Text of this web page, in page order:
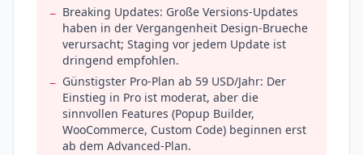
− Breaking Updates: Große Versions-Updates
haben in der Vergangenheit Design-Brueche
verursacht; Staging vor jedem Update ist
dringend empfohlen.
− Günstigster Pro-Plan ab 59 USD/Jahr: Der
Einstieg in Pro ist moderat, aber die
sinnvollen Features (Popup Builder,
WooCommerce, Custom Code) beginnen erst
ab dem Advanced-Plan.